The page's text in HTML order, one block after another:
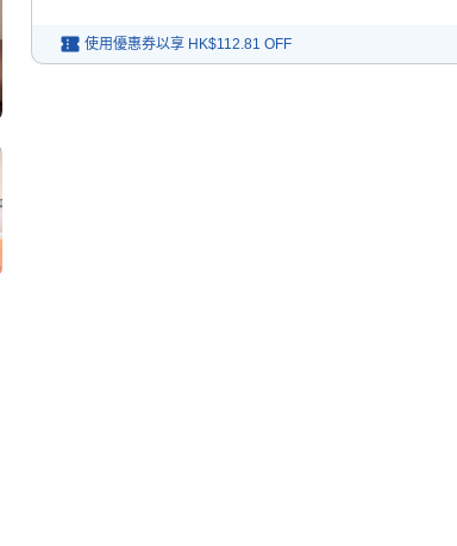
使用優惠券以享 HK$112.81 OFF